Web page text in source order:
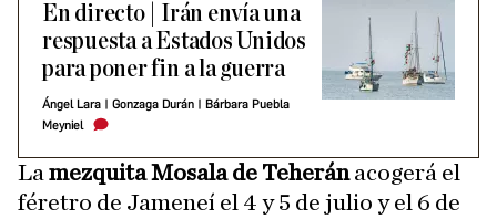
En directo | Irán envía una
respuesta a Estados Unidos
para poner fin a la guerra
Ángel Lara | Gonzaga Durán | Bárbara Puebla
Meyniel
La mezquita Mosala de Teheránacogerá el
féretro de Jameneí el 4 y 5 de julio y el 6 de